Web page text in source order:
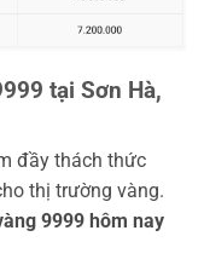
tại Sơn Hà,
đầy thách thức
thị trường vàng.
9999 hôm nay